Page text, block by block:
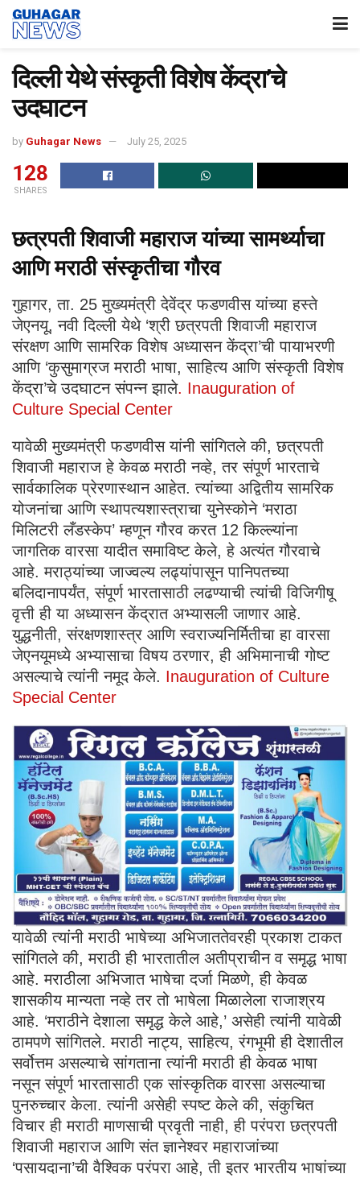
दिल्ली येथे संस्कृती विशेष केंद्रा’चे
उदघाटन
by Guhagar News July 25, 2025
128
SHARES
छत्रपती शिवाजी महाराज यांच्या सामर्थ्याचा
आणि मराठी संस्कृतीचा गौरव
गुहागर, ता. 25 मुख्यमंत्री देवेंद्र फडणवीस यांच्या हस्ते
जेएनयू, नवी दिल्ली येथे ‘श्री छत्रपती शिवाजी महाराज
संरक्षण आणि सामरिक विशेष अध्यासन केंद्रा’ची पायाभरणी
आणि ‘कुसुमाग्रज मराठी भाषा, साहित्य आणि संस्कृती विशेष
केंद्रा’चे उदघाटन संपन्न झाले. Inauguration of
Culture Special Center
यावेळी मुख्यमंत्री फडणवीस यांनी सांगितले की, छत्रपती
शिवाजी महाराज हे केवळ मराठी नव्हे, तर संपूर्ण भारताचे
सार्वकालिक प्रेरणास्थान आहेत. त्यांच्या अद्वितीय सामरिक
योजनांचा आणि स्थापत्यशास्त्राचा युनेस्कोने ‘मराठा
मिलिटरी लँडस्केप’ म्हणून गौरव करत 12 किल्ल्यांना
जागतिक वारसा यादीत समाविष्ट केले, हे अत्यंत गौरवाचे
आहे. मराठ्यांच्या जाज्वल्य लढ्यांपासून पानिपतच्या
बलिदानापर्यंत, संपूर्ण भारतासाठी लढण्याची त्यांची विजिगीषू
वृत्ती ही या अध्यासन केंद्रात अभ्यासली जाणार आहे.
युद्धनीती, संरक्षणशास्त्र आणि स्वराज्यनिर्मितीचा हा वारसा
जेएनयूमध्ये अभ्यासाचा विषय ठरणार, ही अभिमानाची गोष्ट
असल्याचे त्यांनी नमूद केले. Inauguration of Culture
Special Center
यावेळी त्यांनी मराठी भाषेच्या अभिजाततेवरही प्रकाश टाकत
सांगितले की, मराठी ही भारतातील अतीप्राचीन व समृद्ध भाषा
आहे. मराठीला अभिजात भाषेचा दर्जा मिळणे, ही केवळ
शासकीय मान्यता नव्हे तर तो भाषेला मिळालेला राजाश्रय
आहे. ‘मराठीने देशाला समृद्ध केले आहे,’ असेही त्यांनी यावेळी
ठामपणे सांगितले. मराठी नाट्य, साहित्य, रंगभूमी ही देशातील
सर्वोत्तम असल्याचे सांगताना त्यांनी मराठी ही केवळ भाषा
नसून संपूर्ण भारतासाठी एक सांस्कृतिक वारसा असल्याचा
पुनरुच्चार केला. त्यांनी असेही स्पष्ट केले की, संकुचित
विचार ही मराठी माणसाची प्रवृती नाही, ही परंपरा छत्रपती
शिवाजी महाराज आणि संत ज्ञानेश्वर महाराजांच्या
‘पसायदाना’ची वैश्विक परंपरा आहे, ती इतर भारतीय भाषांच्या